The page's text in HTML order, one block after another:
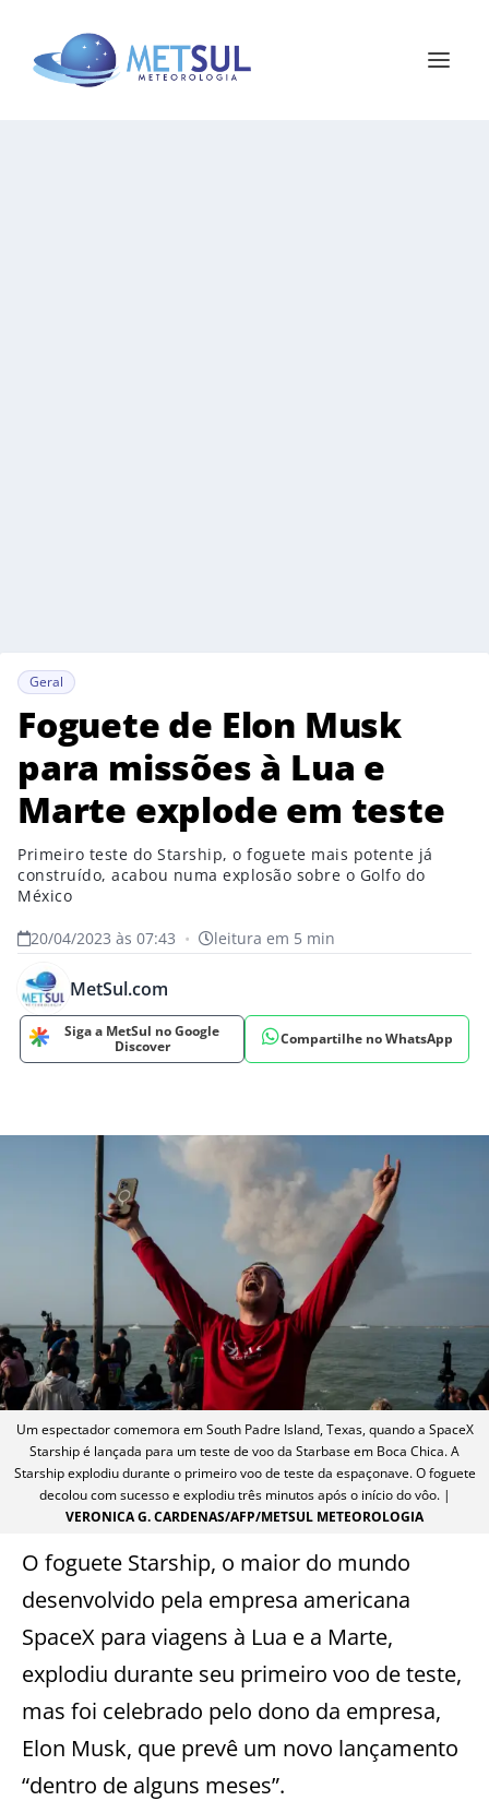
Geral
Foguete de Elon Musk
para missões à Lua e
Marte explode em teste
Primeiro teste do Starship, o foguete mais potente já
construído, acabou numa explosão sobre o Golfo do
México
20/04/2023 às 07:43 • leitura em 5 min
MetSul.com
Siga a MetSul no Google
Discover
Compartilhe no WhatsApp
Um espectador comemora em South Padre Island, Texas, quando a SpaceX
Starship é lançada para um teste de voo da Starbase em Boca Chica. A
Starship explodiu durante o primeiro voo de teste da espaçonave. O foguete
decolou com sucesso e explodiu três minutos após o início do vôo. |
VERONICA G. CARDENAS/AFP/METSUL METEOROLOGIA
O foguete Starship, o maior do mundo
desenvolvido pela empresa americana
SpaceX para viagens à Lua e a Marte,
explodiu durante seu primeiro voo de teste,
mas foi celebrado pelo dono da empresa,
Elon Musk, que prevê um novo lançamento
“dentro de alguns meses”.